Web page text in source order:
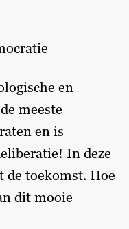
en
meeste
en is
In deze
de toekomst. Hoe
dit mooie